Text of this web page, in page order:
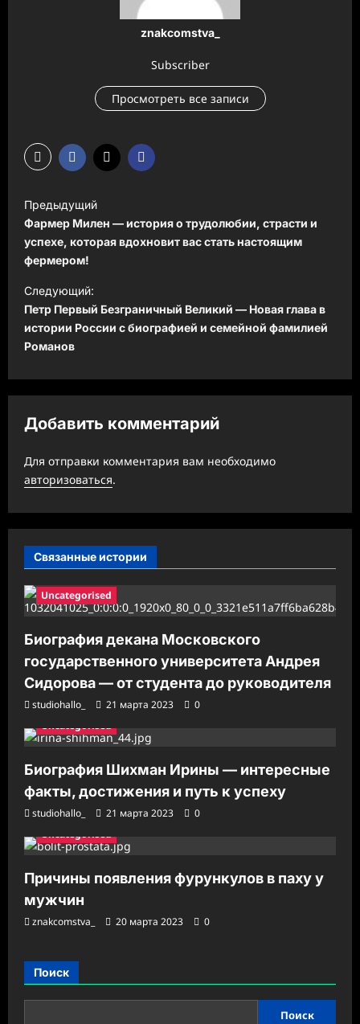
znakcomstva_
Subscriber
Просмотреть все записи
Н
а
в
и
г
а
ц
я
з
п
и
с
и
Предыдущий
Фармер Милен — история о трудолюбии, страсти и
успехе, которая вдохновит вас стать настоящим
фермером!
Следующий:
Петр Первый Безграничный Великий — Новая глава в
истории России с биографией и семейной фамилией
Романов
Добавить комментарий
Для отправки комментария вам необходимо
авторизоваться.
Связанные истории
Uncategorised
Биография декана Московского
государственного университета Андрея
Сидорова — от студента до руководителя
studiohallo_ 21 марта 2023
0
Uncategorised
Биография Шихман Ирины — интересные
факты, достижения и путь к успеху
studiohallo_ 21 марта 2023
0
Uncategorised
Причины появления фурункулов в паху у
мужчин
znakcomstva_ 20 марта 2023 0
Поиск
Поиск